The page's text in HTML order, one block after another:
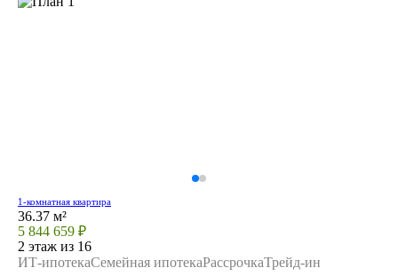
1-комнатная квартира
36.37 м²
5 844 659 ₽
2 этаж из 16
ИТ-ипотекаСемейная ипотекаРассрочкаТрейд-ин